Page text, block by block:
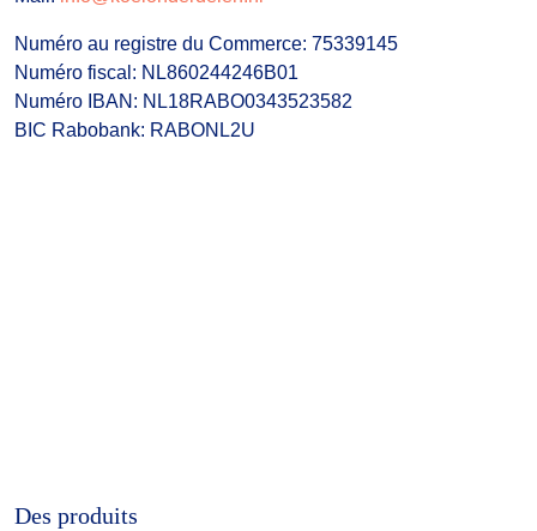
Numéro au registre du Commerce: 75339145
Numéro fiscal: NL860244246B01
Numéro IBAN: NL18RABO0343523582
BIC Rabobank: RABONL2U
Des produits